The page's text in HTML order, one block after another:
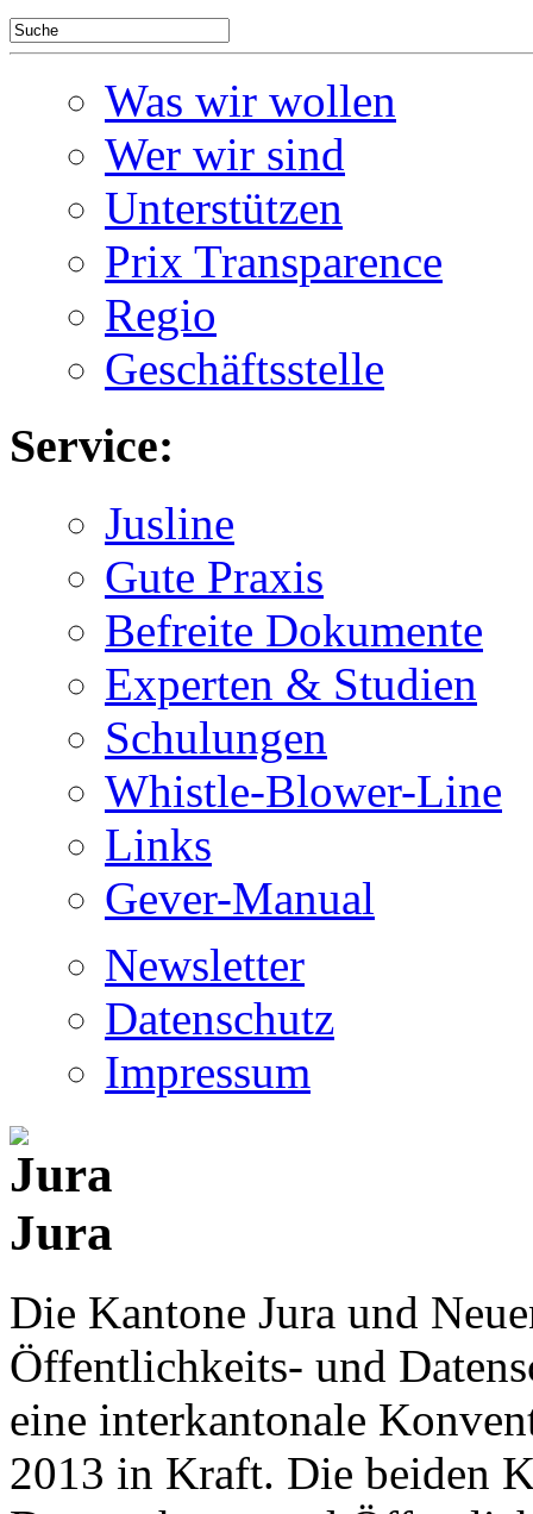
Was wir wollen
Wer wir sind
Unterstützen
Prix Transparence
Regio
Geschäftsstelle
Service:
Jusline
Gute Praxis
Befreite Dokumente
Experten & Studien
Schulungen
Whistle-Blower-Line
Links
Gever-Manual
Newsletter
Datenschutz
Impressum
Jura
Die Kantone Jura und
Öffentlichkeits- und
eine interkantonale
2013 in Kraft. Die beiden